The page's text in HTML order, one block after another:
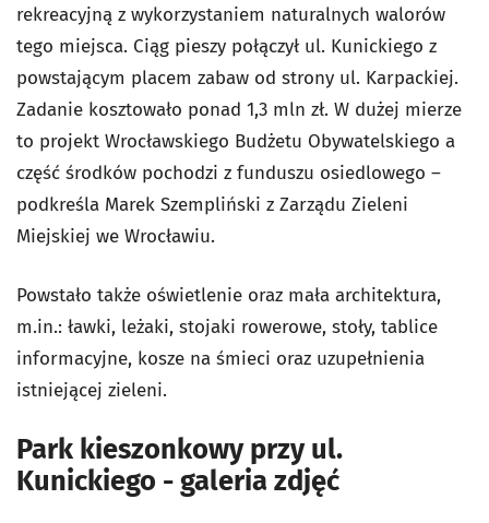
rekreacyjną z wykorzystaniem naturalnych walorów
tego miejsca. Ciąg pieszy połączył ul. Kunickiego z
powstającym placem zabaw od strony ul. Karpackiej.
Zadanie kosztowało ponad 1,3 mln zł. W dużej mierze
to projekt Wrocławskiego Budżetu Obywatelskiego a
część środków pochodzi z funduszu osiedlowego –
podkreśla Marek Szempliński z Zarządu Zieleni
Miejskiej we Wrocławiu.
Powstało także oświetlenie oraz mała architektura,
m.in.: ławki, leżaki, stojaki rowerowe, stoły, tablice
informacyjne, kosze na śmieci oraz uzupełnienia
istniejącej zieleni.
Park kieszonkowy przy ul.
Kunickiego - galeria zdjęć